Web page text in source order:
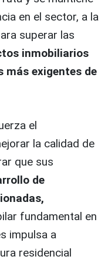
en el sector, a la
superar las
inmobiliarios
más exigentes de
el
la calidad de
que sus
de
fundamental en
impulsa a
residencial